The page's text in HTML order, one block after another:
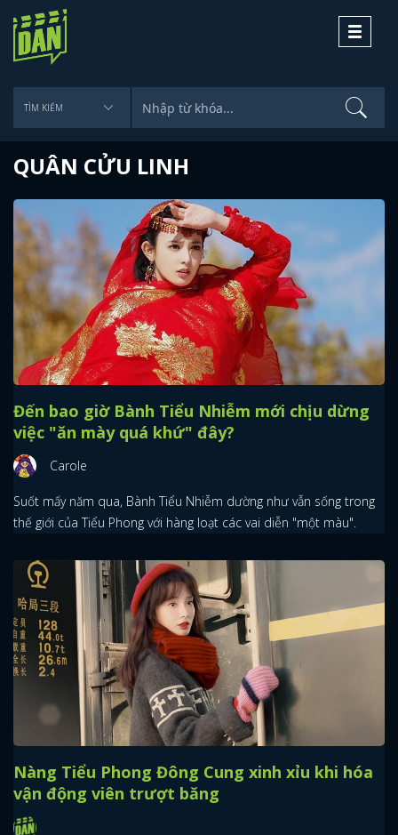
Toggle
QUÂN CỬU LINH
Đến bao giờ Bành Tiểu Nhiễm mới chịu dừng
việc "ăn mày quá khứ" đây?
Carole
Suốt mấy năm qua, Bành Tiểu Nhiễm dường như vẫn sống trong
thế giới của Tiểu Phong với hàng loạt các vai diễn "một màu".
Nàng Tiểu Phong Đông Cung xinh xỉu khi hóa
vận động viên trượt băng